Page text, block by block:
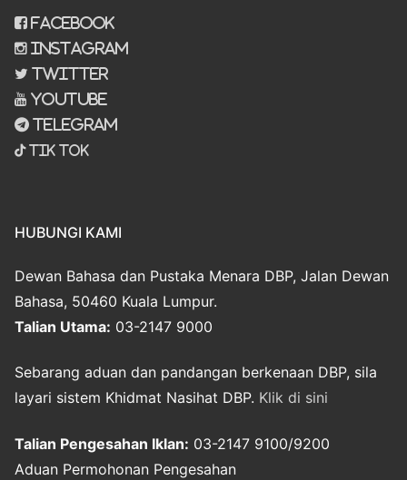
Facebook
Instagram
Twitter
Youtube
Telegram
Tik Tok
HUBUNGI KAMI
Dewan Bahasa dan Pustaka Menara DBP, Jalan Dewan
Bahasa, 50460 Kuala Lumpur.
Talian Utama: 03-2147 9000
Sebarang aduan dan pandangan berkenaan DBP, sila
layari sistem Khidmat Nasihat DBP. Klik di sini
Talian Pengesahan Iklan: 03-2147 9100/9200
Aduan Permohonan Pengesahan